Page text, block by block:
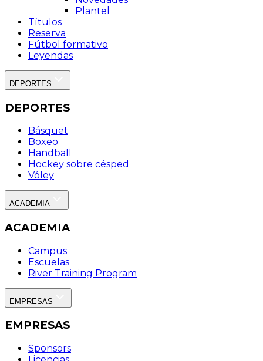
Plantel
Títulos
Reserva
Fútbol formativo
Leyendas
DEPORTES
DEPORTES
Básquet
Boxeo
Handball
Hockey sobre césped
Vóley
ACADEMIA
ACADEMIA
Campus
Escuelas
River Training Program
EMPRESAS
EMPRESAS
Sponsors